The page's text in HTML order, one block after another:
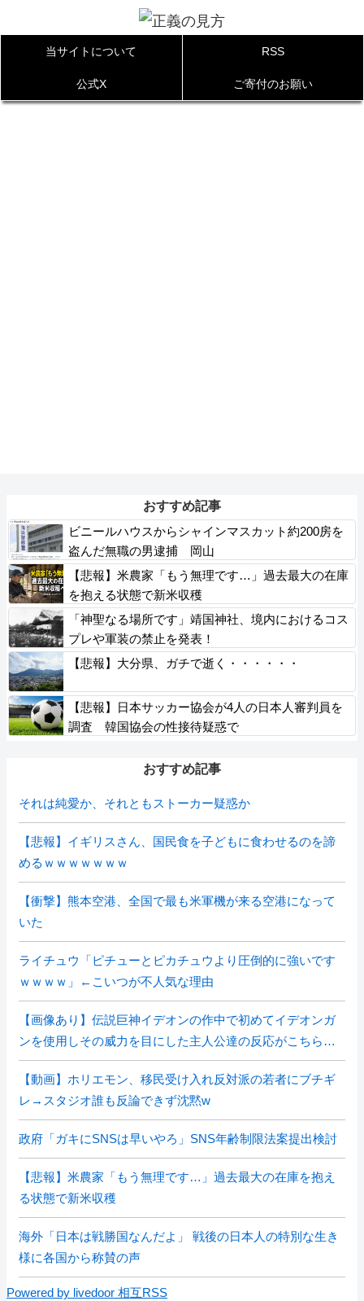
当サイトについて RSS
公式X ご寄付のお願い
おすすめ記事
ビニールハウスからシャインマスカット約200房を
盗んだ無職の男逮捕 岡山
【悲報】米農家「もう無理です…」過去最大の在庫
を抱える状態で新米収穫
「神聖なる場所です」靖国神社、境内におけるコス
プレや軍装の禁止を発表！
【悲報】大分県、ガチで逝く・・・・・・
【悲報】日本サッカー協会が4人の日本人審判員を
調査 韓国協会の性接待疑惑で
おすすめ記事
それは純愛か、それともストーカー疑惑か
【悲報】イギリスさん、国民食を子どもに食わせるのを諦
めるｗｗｗｗｗｗｗ
【衝撃】熊本空港、全国で最も米軍機が来る空港になって
いた
ライチュウ「ピチューとピカチュウより圧倒的に強いです
ｗｗｗｗ」←こいつが不人気な理由
【画像あり】伝説巨神イデオンの作中で初めてイデオンガ
ンを使用しその威力を目にした主人公達の反応がこちら…
【動画】ホリエモン、移民受け入れ反対派の若者にブチギ
レ→スタジオ誰も反論できず沈黙w
政府「ガキにSNSは早いやろ」SNS年齢制限法案提出検討
【悲報】米農家「もう無理です…」過去最大の在庫を抱え
る状態で新米収穫
海外「日本は戦勝国なんだよ」 戦後の日本人の特別な生き
様に各国から称賛の声
Powered by livedoor 相互RSS